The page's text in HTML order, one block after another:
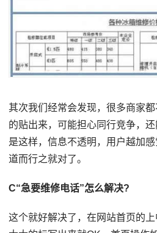
其次我们经常会发现，很多商家
的贴出来，可能担心同行竞争，
是这样，信息不透明，用户越加
道而行之就对了。
C“急要维修电话”怎么解决?
这个就好解决了，在网站首页的